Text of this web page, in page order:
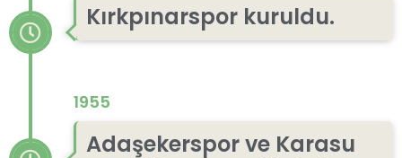
Kırkpınarspor kuruldu.
1955
Adaşekerspor ve Karasu